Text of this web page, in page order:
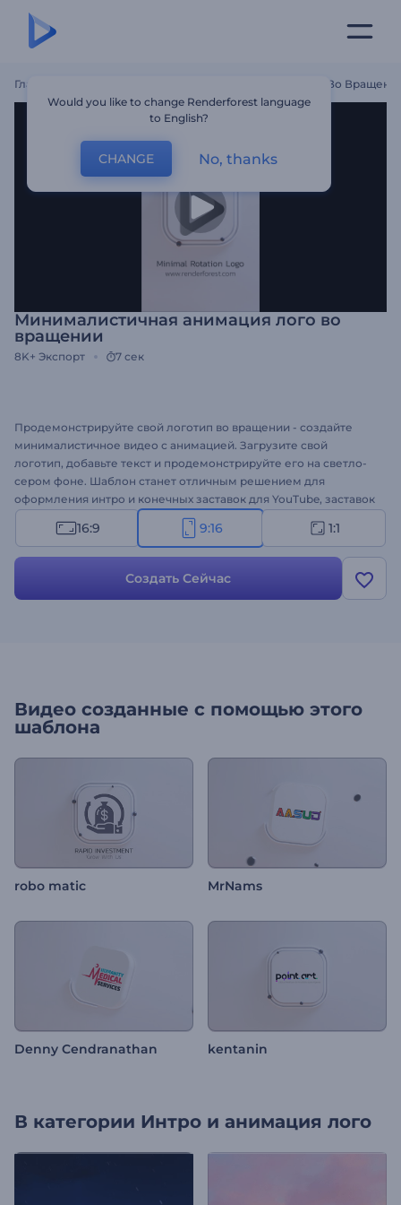
Главная Минималистичная Анимация Лого Во
Минималистичная анимация лого во
вращении
8K+ Экспорт 7 сек
Продемонстрируйте свой логотип во вращении - создайте
минималистичное видео с анимацией. Загрузите свой
логотип, добавьте текст и продемонстрируйте его на светло-
сером фоне. Шаблон станет отличным решением для
оформления интро и конечных заставок для YouTube, заставок
для презентаций, онлайн-рекламы и многого другого!
16:9 9:16 1:1
Создать Сейчас
Видео созданные с помощью этого
шаблона
robo matic MrNams
Denny Cendranathan kentanin
В категории Интро и анимация лого
Would you like to change Renderforest language
to English?
CHANGE No, thanks